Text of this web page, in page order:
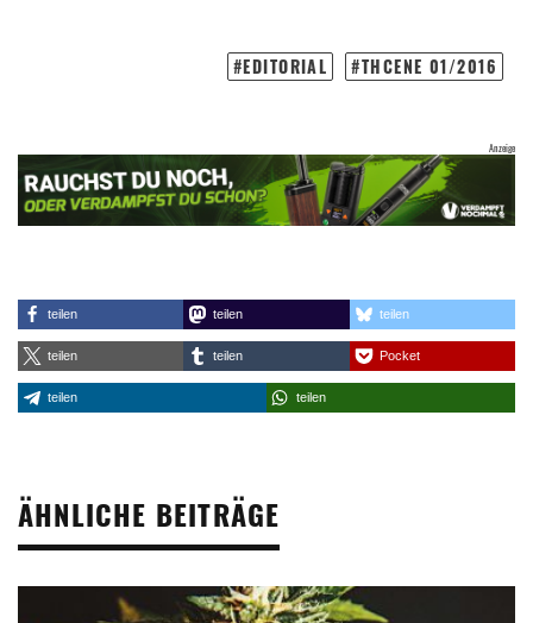
EDITORIAL THCENE 01/2016
teilen teilen teilen
teilen teilen Pocket
teilen teilen
ÄHNLICHE BEITRÄGE